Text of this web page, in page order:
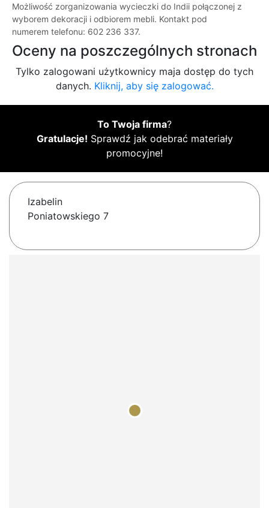
Możliwość zorganizowania wycieczki do Indii połączonej z
wyborem dekoracji i odbiorem mebli. Kontakt pod
numerem telefonu: 602 236 337.
Oceny na poszczególnych stronach
Tylko zalogowani użytkownicy maja dostęp do tych
danych. Kliknij, aby się zalogować.
To Twoja firma?
Gratulacje! Sprawdź jak odebrać materiały
promocyjne!
Izabelin
Poniatowskiego 7